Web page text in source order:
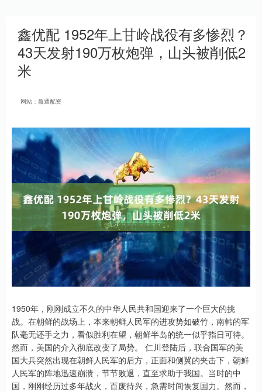
鑫优配 1952年上甘岭战役有多惨烈？
43天发射190万枚炮弹，山头被削低2
米
网站：盈通配资
1950年，刚刚成立不久的中华人民共和国迎来了一个巨大的挑
战。在朝鲜的战场上，本来朝鲜人民军的进攻势如破竹，南韩的军
队毫无还手之力，看似胜利在望，朝鲜半岛的统一似乎指日可待。
然而，美国的介入彻底改变了局势。 仁川登陆后，联合国军的美
国大兵突然出现在朝鲜人民军的后方，正面和侧翼的夹击下，朝鲜
人民军的阵地迅速崩溃，节节败退，直至求助于我国。当时的中
国，刚刚经历过多年战火，百废待兴，急需时间恢复国力。然而，